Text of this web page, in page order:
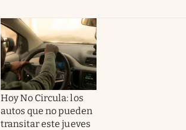
Hoy No Circula: los
autos que no pueden
transitar este jueves